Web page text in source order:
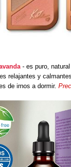
- es puro,
relajantes y
de irnos a dormir.